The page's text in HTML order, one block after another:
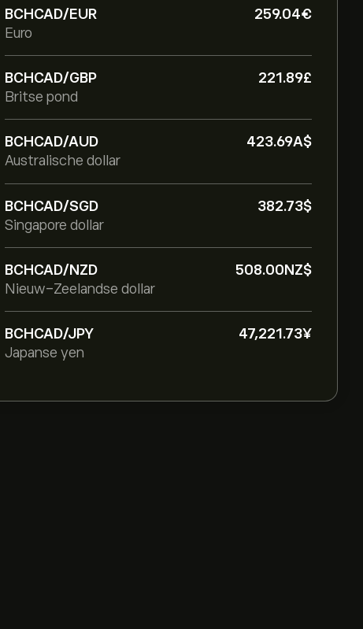
BCHCAD/EUR
259.04‎€‎
Euro
BCHCAD/GBP
221.89‎£‎
Britse pond
BCHCAD/AUD
423.69‎A$‎
Australische dollar
BCHCAD/SGD
382.73‎$‎
Singapore dollar
BCHCAD/NZD
508.00‎NZ$‎
Nieuw-Zeelandse dollar
BCHCAD/JPY
47,221.73‎¥‎
Japanse yen